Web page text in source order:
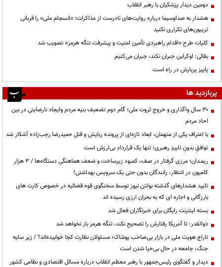
دومین دیدار پزشکیان با رهبر انقلاب
هشدار به صداوسیما درباره روایت‌های نادرست از مذاکرات؛ «انسجام ملی» را قربانی
تریبون‌های تکراری نکنید
کلیات طرح «اقدام راهبردی تأمین امنیت و پیشرفت تنگه هرمز» تصویب شد
بقائی: اوکراین جبران نکند، جبران می‌کنیم
پاییز پربارش در راه است
پربازدید ها
۳۰ سال واگذاری و خروج ثروت ملی؛ گام دوم تضعیف بنیه مردم وایجاد نارضایتی در بین
احاد مردم
با اعتراف یکی از متهمان، ابعاد تازه‌ای از پرونده ربایش و قتل حمیدرضا رجب‌زاده آشکار شد
توافقِ بدونِ تاییدِ رهبری؛ تنها یک قراردادِ بی‌ارزش است
ریمـدان؛ مرزی گرفتار در صف، کمبود زیرساخت و ضعف هماهنگی دستگاه‌ها / ۳ هزار
کامیون در انتظار، رانندگان بدون حتی یک سرویس بهداشتی!
تایید هشدارهای گذشته بولتن نیوز توسط سخنگوی قوه قضائیه در خصوص کارت های
بارزگانی و اجاره ای که به بحران ارزی رسیده اند
بسته اینترنت رایگان برای خبرنگاران فعال شد
ذوالقدر: تا آمریکا رفتارش را تصحیح نکند، تنگه هرمز باز نخواهد شد
تاراج هویت ملی در بازار بی‌صاحب پوشاک؛ مسئولان نظارت کجا خوابیده‌اند؟ / زیر سایه
جنگ، جامعه در حال بی‌حیا شدن است
دیدار و گفتگوی رئیس‌جمهور با رهبر معظم انقلاب درباره مسائل اقتصادی و نظامی کشور